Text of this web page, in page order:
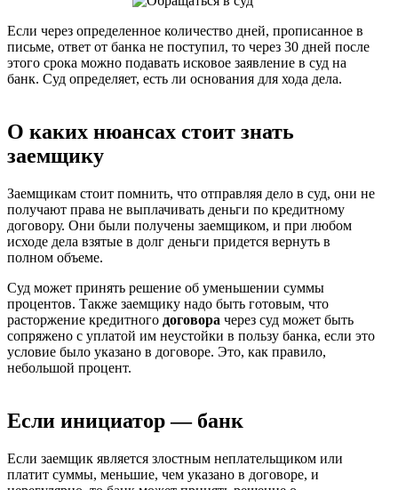
Если через определенное количество дней, прописанное в
письме, ответ от банка не поступил, то через 30 дней после
этого срока можно подавать исковое заявление в суд на
банк. Суд определяет, есть ли основания для хода дела.
О каких нюансах стоит знать
заемщику
Заемщикам стоит помнить, что отправляя дело в суд, они не
получают права не выплачивать деньги по кредитному
договору. Они были получены заемщиком, и при любом
исходе дела взятые в долг деньги придется вернуть в
полном объеме.
Суд может принять решение об уменьшении суммы
процентов. Также заемщику надо быть готовым, что
расторжение кредитного договора через суд может быть
сопряжено с уплатой им неустойки в пользу банка, если это
условие было указано в договоре. Это, как правило,
небольшой процент.
Если инициатор — банк
Если заемщик является злостным неплательщиком или
платит суммы, меньшие, чем указано в договоре, и